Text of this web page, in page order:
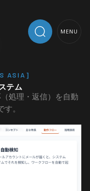
MENU
ASIA]
テム
処理・返信）を自動
。